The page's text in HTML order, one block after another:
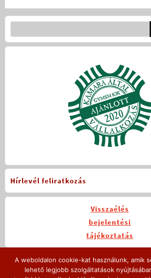
Hírlevél feliratkozás
Visszaélés
bejelentési
tájékoztatás
Legutóbbi hírek
A weboldalon cookie-kat használunk, amik
lehető legjobb szolgáltatások